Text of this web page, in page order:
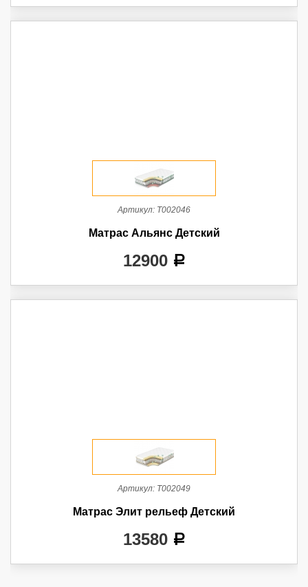
Артикул: Т002046
Матрас Альянс Детский
12900 a
Артикул: Т002049
Матрас Элит рельеф Детский
13580 a